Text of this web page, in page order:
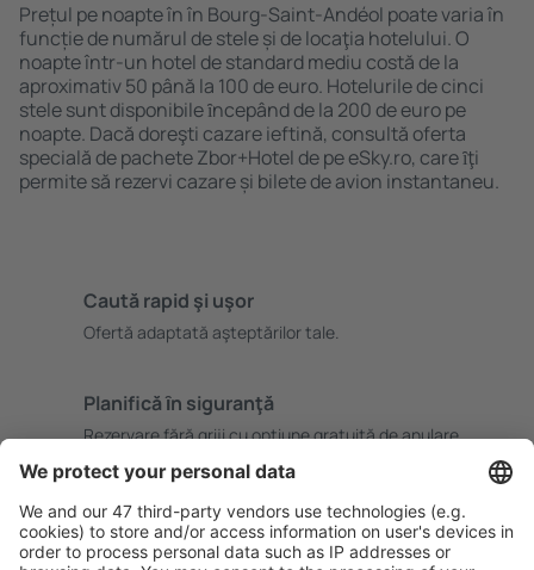
Prețul pe noapte în în Bourg-Saint-Andéol poate varia în
funcție de numărul de stele și de locaţia hotelului. O
noapte într-un hotel de standard mediu costă de la
aproximativ 50 până la 100 de euro. Hotelurile de cinci
stele sunt disponibile ȋncepând de la 200 de euro pe
noapte. Dacă doreşti cazare ieftină, consultă oferta
specială de pachete Zbor+Hotel de pe eSky.ro, care ȋţi
permite să rezervi cazare și bilete de avion instantaneu.
Caută rapid şi uşor
Ofertă adaptată aşteptărilor tale.
Planifică ȋn siguranţă
Rezervare fără griji cu opțiune gratuită de anulare.
Economiseşte mai mult
Prețuri atractive și oferte speciale pentru utilizatorii
conectați.